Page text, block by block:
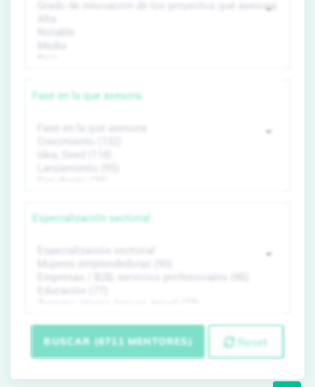
Fase en la que asesora
Especialización sectorial
BUSCAR (6711 MENTORES) Reset